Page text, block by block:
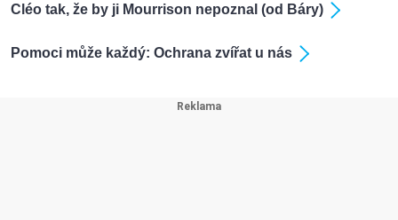
Cléo tak, že by ji Mourrison nepoznal (od Báry)
Pomoci může každý: Ochrana zvířat u nás